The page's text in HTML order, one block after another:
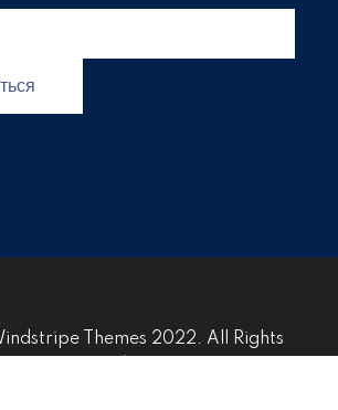
Themes 2022. All Rights